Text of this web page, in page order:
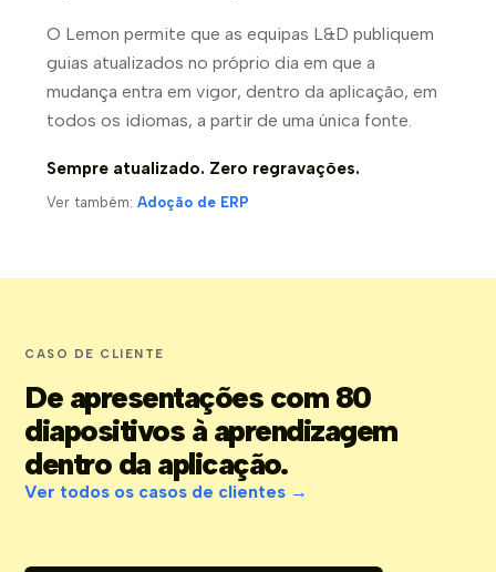
O Lemon permite que as equipas L&D publiquem
guias atualizados no próprio dia em que a
mudança entra em vigor, dentro da aplicação, em
todos os idiomas, a partir de uma única fonte.
Sempre atualizado. Zero regravações.
Ver também:Adoção de ERP
CASO DE CLIENTE
De apresentações com 80
diapositivos à aprendizagem
dentro da aplicação.
Ver todos os casos de clientes →